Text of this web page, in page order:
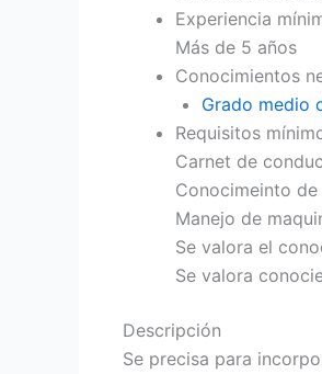
Experiencia
Más de 5 años
Conocimientos
Grado medio
Requisitos
Carnet de
Conocimeinto
Manejo de
Se valora el
Se valora
Descripción
Se precisa para